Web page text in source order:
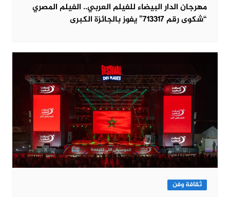
مهرجان الدار البيضاء للفيلم العربي.. الفيلم المصري
“شكوى رقم 713317” يفوز بالجائزة الكبرى
ثقافة وفن